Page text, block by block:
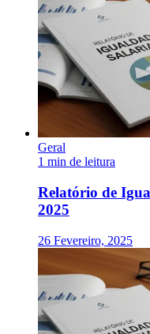
Geral
1 min de leitura
Relatório de
2025
26 Fevereiro, 2025